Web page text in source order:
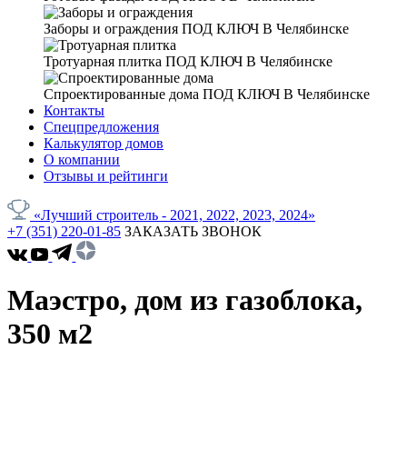
Заборы и ограждения ПОД КЛЮЧ В Челябинске
Тротуарная плитка ПОД КЛЮЧ В Челябинске
Спроектированные дома ПОД КЛЮЧ В Челябинске
Контакты
Спецпредложения
Калькулятор домов
О компании
Отзывы и рейтинги
«Лучший строитель - 2021, 2022, 2023, 2024»
+7 (351) 220-01-85 ЗАКАЗАТЬ ЗВОНОК
Маэстро, дом из газоблока,
350 м2